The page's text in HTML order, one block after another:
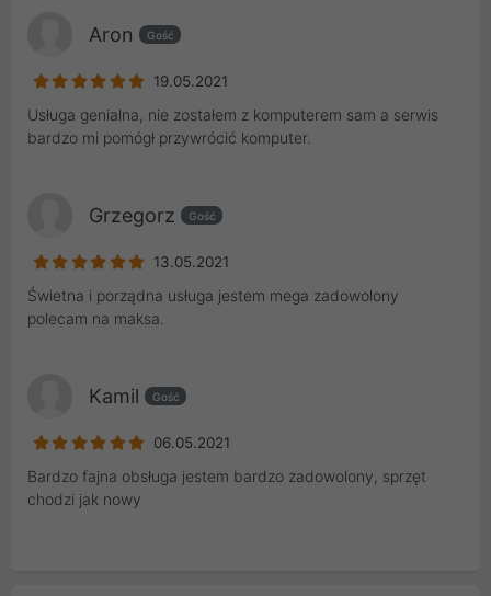
Aron Gość
19.05.2021
Usługa genialna, nie zostałem z komputerem sam a serwis
bardzo mi pomógł przywrócić komputer.
Grzegorz Gość
13.05.2021
Świetna i porządna usługa jestem mega zadowolony
polecam na maksa.
Kamil Gość
06.05.2021
Bardzo fajna obsługa jestem bardzo zadowolony, sprzęt
chodzi jak nowy